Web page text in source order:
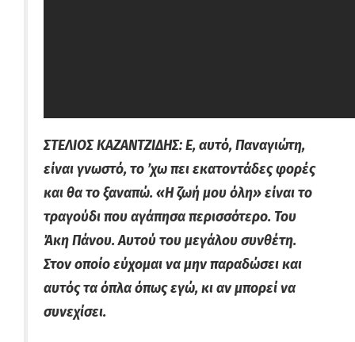
ΣΤΕΛΙΟΣ ΚΑΖΑΝΤΖΙΔΗΣ: Ε, αυτό, Παναγιώτη,
είναι γνωστό, το ’χω πει εκατοντάδες φορές
και θα το ξαναπώ. «Η ζωή μου όλη» είναι το
τραγούδι που αγάπησα περισσότερο. Του
Άκη Πάνου. Αυτού του μεγάλου συνθέτη.
Στον οποίο εύχομαι να μην παραδώσει και
αυτός τα όπλα όπως εγώ, κι αν μπορεί να
συνεχίσει.